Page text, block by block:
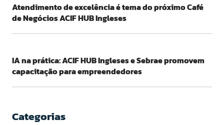
Atendimento de excelência é tema do próximo Café
de Negócios ACIF HUB Ingleses
IA na prática: ACIF HUB Ingleses e Sebrae promovem
capacitação para empreendedores
Categorias